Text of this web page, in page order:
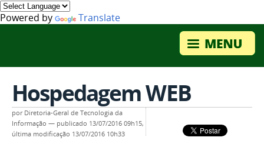
Powered by Translate
Hospedagem WEB
por Diretoria-Geral de Tecnologia da
Informação — publicado 13/07/2016 09h15,
última modificação 13/07/2016 10h33